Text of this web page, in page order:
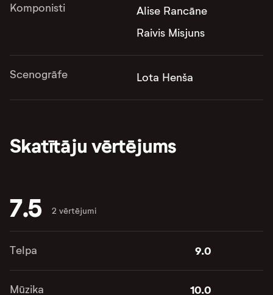
Komponisti
Alise Rancāne
Raivis Misjuns
Scenogrāfe Lota Henša
Skatītāju vērtējums
7.5 2 vērtējumi
Telpa 9.0
Mūzika 10.0